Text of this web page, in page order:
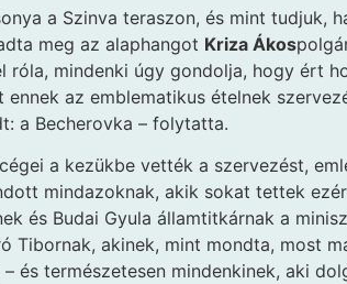
a Szinva teraszon, és mint tudjuk,
meg az alaphangot Kriza Ákos
róla, mindenki úgy gondolja, hogy ért
az emblematikus ételnek
a Becherovka – folytatta.
a kezükbe vették a szervezést,
mindazoknak, akik sokat tettek
és Budai Gyula államtitkárnak a
Tibornak, akinek, mint mondta, most
és természetesen mindenkinek, aki